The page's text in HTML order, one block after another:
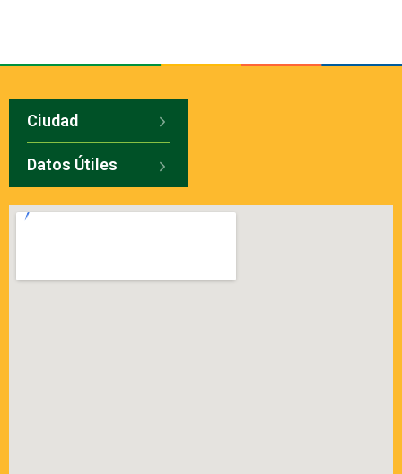
Ciudad
Datos Útiles